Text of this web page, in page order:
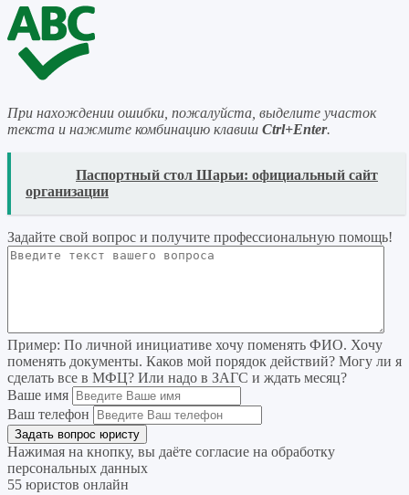
При нахождении ошибки, пожалуйста, выделите участок
текста и нажмите комбинацию клавиш Ctrl+Enter.
Паспортный стол Шарьи: официальный сайт
организации
Задайте свой вопрос и получите профессиональную помощь!
Пример: По личной инициативе хочу поменять ФИО. Хочу
поменять документы. Каков мой порядок действий? Могу ли я
сделать все в МФЦ? Или надо в ЗАГС и ждать месяц?
Ваше имя
Ваш телефон
Нажимая на кнопку, вы даёте согласие на обработку
персональных данных
55 юристов онлайн